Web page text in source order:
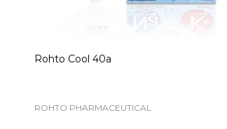
MegRhythm Steam Eye Mask Паровая
KAO